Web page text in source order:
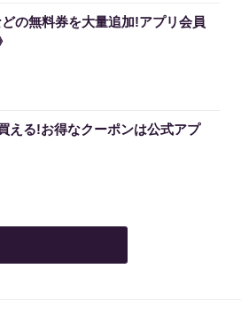
の無料券を大量追加!アプリ会員
える!お得なクーポンは公式アプ